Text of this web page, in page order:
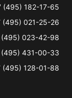
(495) 182-17-65
(495) 021-25-26
(495) 023-42-98
(495) 431-00-33
(495) 128-01-88